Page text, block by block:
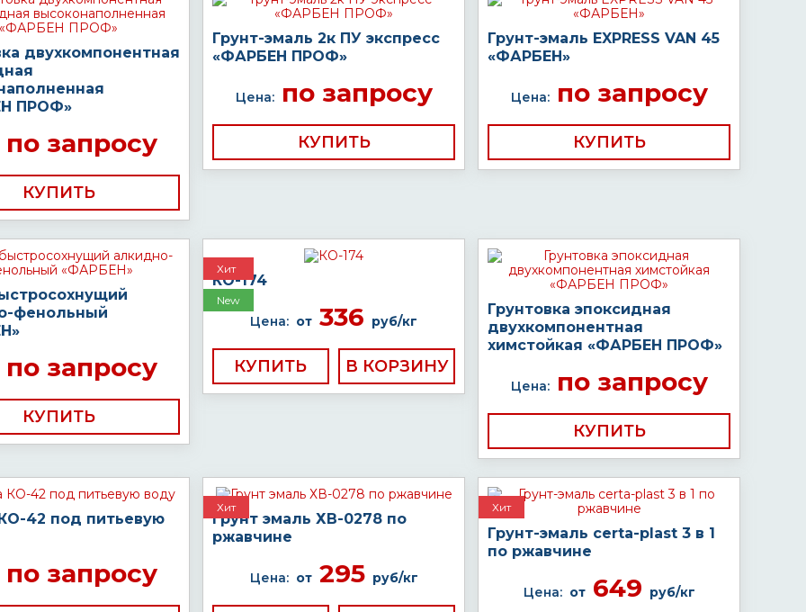
двухкомпонентная
ПРОФ»
запросу
КУПИТЬ
Грунт-эмаль 2к ПУ экспресс
«ФАРБЕН ПРОФ»
Цена:по запросу
КУПИТЬ
Грунт-эмаль EXPRESS VAN 45
«ФАРБЕН»
Цена:по запросу
КУПИТЬ
фенольный
запросу
КУПИТЬ
Хит
New
КО-174
Цена: от 336 руб/кг
КУПИТЬ
Грунтовка эпоксидная
двухкомпонентная
химстойкая «ФАРБЕН ПРОФ»
Цена:по запросу
КУПИТЬ
42 под питьевую
запросу
Хит
Грунт эмаль ХВ-0278 по
ржавчине
Цена: от295 руб/кг
Хит
Грунт-эмаль certa-plast 3 в 1
по ржавчине
Цена: от649 руб/кг